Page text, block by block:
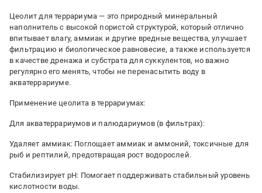
Цеолит для террариума — это природный минеральный
наполнитель с высокой пористой структурой, который отлично
впитывает влагу, аммиак и другие вредные вещества, улучшает
фильтрацию и биологическое равновесие, а также используется
в качестве дренажа и субстрата для суккулентов, но важно
регулярно его менять, чтобы не перенасытить воду в
акватеррариуме.
Применение цеолита в террариумах:
Для акватеррариумов и палюдариумов (в фильтрах):
Удаляет аммиак: Поглощает аммиак и аммоний, токсичные для
рыб и рептилий, предотвращая рост водорослей.
Стабилизирует pH: Помогает поддерживать стабильный уровень
кислотности воды.